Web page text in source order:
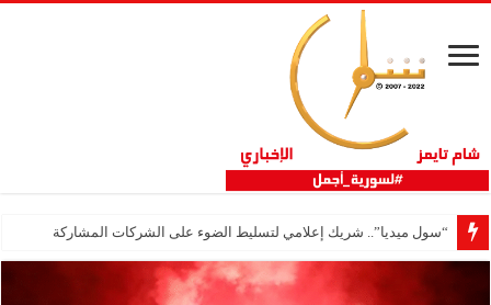
“سول ميديا”.. شريك إعلامي لتسليط الضوء على الشركات المشاركة